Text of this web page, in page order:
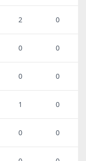
2 0
0 0
0 0
1 0
0 0